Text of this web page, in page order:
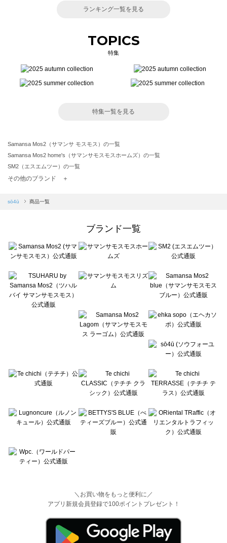
ランキング一覧を見る
TOPICS
特集
特集一覧を見る
Samansa Mos2（サマンサ モスモス）の一覧
Samansa Mos2 home's（サマンサモスモスホームズ）の一覧
SM2（エスエムツー）の一覧
TSUHARU by Samansa Mos2（ツハルバイサマンサモスモス）の一覧
Samansa Mos2 blue（サマンサモスモス ブルー）の一覧
Te chichi（テチチ）の一覧
Te chichi CLASSIC（テチチ クラシック）の一覧
Lugnoncure（ルノンキュール）の一覧
BETTY'S BLUE（べティーズブルー）の一覧
Wpc.（ワールドパーティー）の一覧
その他のブランド ＋
sō4ū 商品一覧
ブランド一覧
＼お買い物をもっと便利に／
アプリ新規会員登録で100ポイントプレゼント！